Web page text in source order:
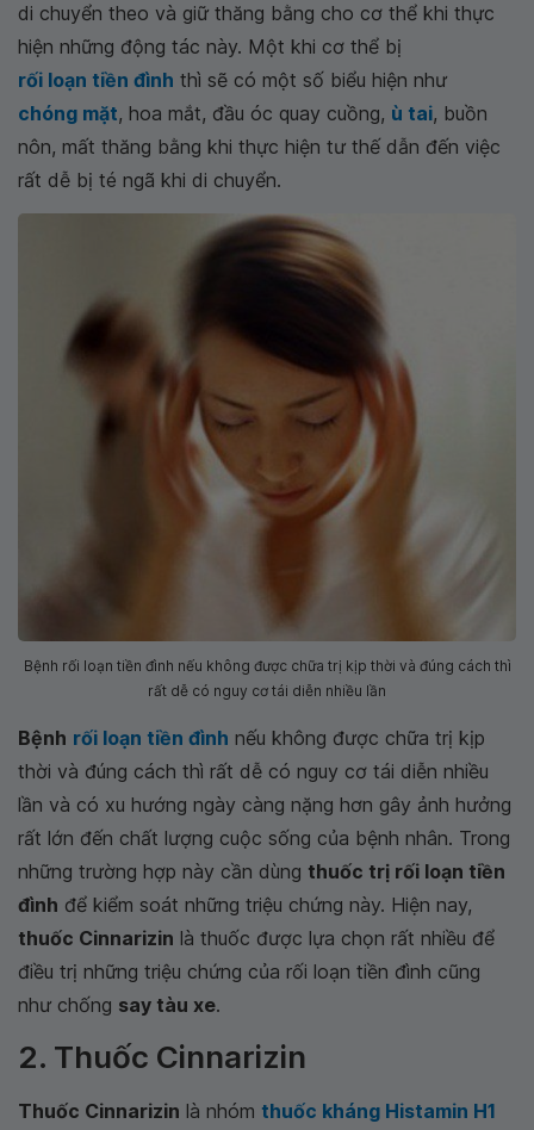
di chuyển theo và giữ thăng bằng cho cơ thể khi thực
hiện những động tác này. Một khi cơ thể bị
rối loạn tiền đình thì sẽ có một số biểu hiện như
chóng mặt, hoa mắt, đầu óc quay cuồng, ù tai, buồn
nôn, mất thăng bằng khi thực hiện tư thế dẫn đến việc
rất dễ bị té ngã khi di chuyển.
Bệnh rối loạn tiền đình nếu không được chữa trị kịp thời và đúng cách thì
rất dễ có nguy cơ tái diễn nhiều lần
Bệnh rối loạn tiền đình nếu không được chữa trị kịp
thời và đúng cách thì rất dễ có nguy cơ tái diễn nhiều
lần và có xu hướng ngày càng nặng hơn gây ảnh hưởng
rất lớn đến chất lượng cuộc sống của bệnh nhân. Trong
những trường hợp này cần dùng thuốc trị rối loạn tiền
đình để kiểm soát những triệu chứng này. Hiện nay,
thuốc Cinnarizin là thuốc được lựa chọn rất nhiều để
điều trị những triệu chứng của rối loạn tiền đình cũng
như chống say tàu xe.
2. Thuốc Cinnarizin
Thuốc Cinnarizin là nhóm thuốc kháng Histamin H1